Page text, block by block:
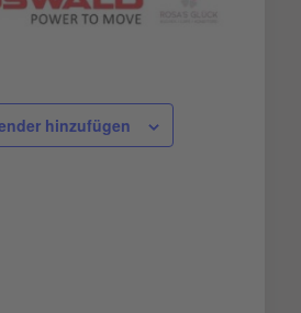
hinzufügen